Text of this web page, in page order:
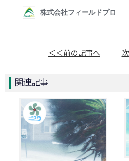
＜＜前の記事へ
関連記事